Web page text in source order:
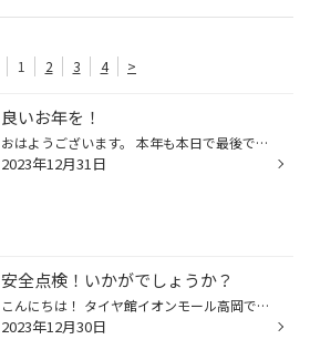
1 2 3 4 >
良いお年を！
おはようございます。 本年も本日で最後です。 長く感じた・あっという間だった、 いろいろあったなど 様々だと思います。 本日の営業は18時までです。 今年もありがとうございました。 良いお年を！！ 年末年始の営業案内 ＊Instagram＊ 当店のInstagramもぜひご覧ください！ HPとはまた違った投稿...
2023年12月31日
安全点検！いかがでしょうか？
こんにちは！ タイヤ館イオンモール高岡です！ 当店HPをご覧いただきありがとうございます(^^♪ 本日オススメするのは無料の“安全点検”！ 点検所要時間は、約15～20分程度！ もちろん気になるところだけでもＯＫ！！ 『カーライフの日常点検として』や『お出かけ前』に、お気軽にお立ち寄り下さい！ ...
2023年12月30日